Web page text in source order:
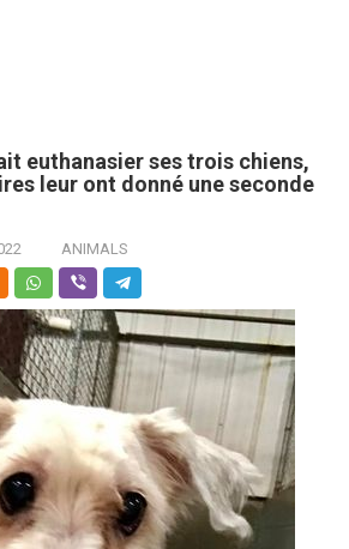
euthanasier ses trois chiens,
leur ont donné une seconde
ANIMALS